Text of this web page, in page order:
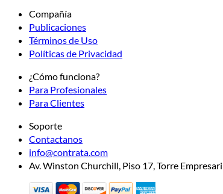
Compañía
Publicaciones
Términos de Uso
Políticas de Privacidad
¿Cómo funciona?
Para Profesionales
Para Clientes
Soporte
Contactanos
info@contrata.com
Av. Winston Churchill, Piso 17, Torre